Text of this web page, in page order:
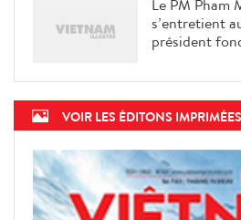
Le PM Pham
s’entretient
président
VOIR LES ÉDITONS IMPRIMÉES